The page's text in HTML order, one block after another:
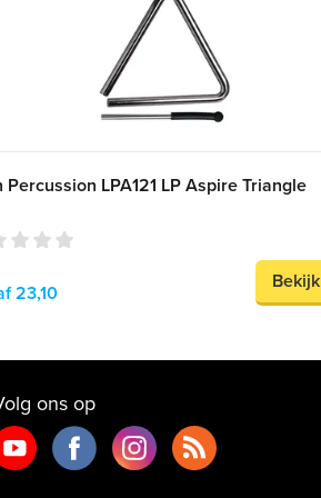
Percussion LPA121 LP Aspire Triangle
23,10
Bekijk
ons op